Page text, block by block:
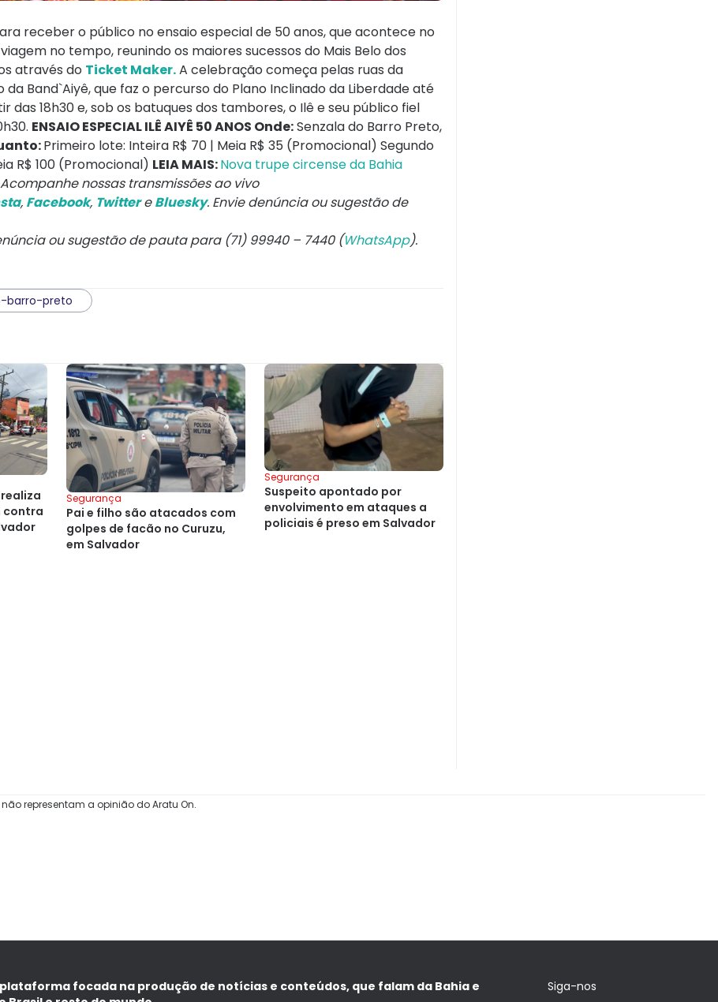
receber o público no ensaio especial de 50 anos, que acontece no
no tempo, reunindo os maiores sucessos do Mais Belo dos
através do Ticket Maker.A celebração começa pelas ruas da
Band`Aiyê, que faz o percurso do Plano Inclinado da Liberdade até
18h30 e, sob os batuques dos tambores, o Ilê e seu público fiel
ENSAIO ESPECIAL ILÊ AIYÊ 50 ANOS Onde:Senzala do Barro Preto,
Primeiro lote: Inteira R$ 70 | Meia R$ 35 (Promocional) Segundo
R$ 100 (Promocional) LEIA MAIS:Nova trupe circense da Bahia
Acompanhe nossas transmissões ao vivo
, Facebook, TwittereBluesky. Envie denúncia ou sugestão de
ou sugestão de pauta para (71) 99940 – 7440 (WhatsApp).
barro-preto
contra
Segurança
Pai e filho são atacados com
golpes de facão no Curuzu,
em Salvador
Segurança
Suspeito apontado por
envolvimento em ataques a
policiais é preso em Salvador
representam a opinião do Aratu On.
plataforma focada na produção de notícias e conteúdos, que falam da Bahia e
Siga-nos